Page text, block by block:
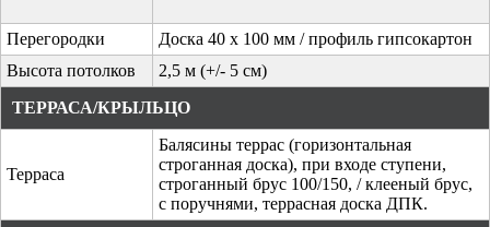
Перегородки
Доска 40 х 100 мм / профиль гипсокартон
Высота потолков
2,5 м (+/- 5 см)
ТЕРРАСА/КРЫЛЬЦО
Терраса
Балясины террас (горизонтальная
строганная доска), при входе ступени,
строганный брус 100/150, / клееный брус,
с поручнями, террасная доска ДПК.